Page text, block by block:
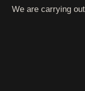
We are carrying